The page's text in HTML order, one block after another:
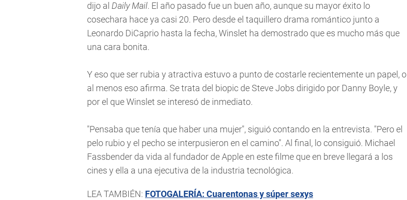
dijo al Daily Mail. El año pasado fue un buen año, aunque su mayor éxito lo
cosechara hace ya casi 20. Pero desde el taquillero drama romántico junto a
Leonardo DiCaprio hasta la fecha, Winslet ha demostrado que es mucho más que
una cara bonita.
Y eso que ser rubia y atractiva estuvo a punto de costarle recientemente un papel, o
al menos eso afirma. Se trata del biopic de Steve Jobs dirigido por Danny Boyle, y
por el que Winslet se interesó de inmediato.
"Pensaba que tenía que haber una mujer", siguió contando en la entrevista. "Pero el
pelo rubio y el pecho se interpusieron en el camino". Al final, lo consiguió. Michael
Fassbender da vida al fundador de Apple en este filme que en breve llegará a los
cines y ella a una ejecutiva de la industria tecnológica.
LEA TAMBIÉN: FOTOGALERÍA: Cuarentonas y súper sexys